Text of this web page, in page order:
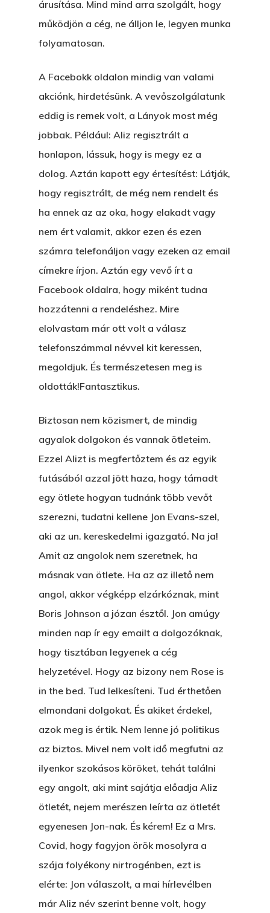
árusítása. Mind mind arra szolgált, hogy
működjön a cég, ne álljon le, legyen munka
folyamatosan.
A Facebokk oldalon mindig van valami
akciónk, hirdetésünk. A vevőszolgálatunk
eddig is remek volt, a Lányok most még
jobbak. Például: Aliz regisztrált a
honlapon, lássuk, hogy is megy ez a
dolog. Aztán kapott egy értesítést: Látják,
hogy regisztrált, de még nem rendelt és
ha ennek az az oka, hogy elakadt vagy
nem ért valamit, akkor ezen és ezen
számra telefonáljon vagy ezeken az email
címekre írjon. Aztán egy vevő írt a
Facebook oldalra, hogy miként tudna
hozzátenni a rendeléshez. Mire
elolvastam már ott volt a válasz
telefonszámmal névvel kit keressen,
megoldjuk. És természetesen meg is
oldották!Fantasztikus.
Biztosan nem közismert, de mindig
agyalok dolgokon és vannak ötleteim.
Ezzel Alizt is megfertőztem és az egyik
futásából azzal jött haza, hogy támadt
egy ötlete hogyan tudnánk több vevőt
szerezni, tudatni kellene Jon Evans-szel,
aki az un. kereskedelmi igazgató. Na ja!
Amit az angolok nem szeretnek, ha
másnak van ötlete. Ha az az illető nem
angol, akkor végképp elzárkóznak, mint
Boris Johnson a józan észtől. Jon amúgy
minden nap ír egy emailt a dolgozóknak,
hogy tisztában legyenek a cég
helyzetével. Hogy az bizony nem Rose is
in the bed. Tud lelkesíteni. Tud érthetően
elmondani dolgokat. És akiket érdekel,
azok meg is értik. Nem lenne jó politikus
az biztos. Mivel nem volt idő megfutni az
ilyenkor szokásos köröket, tehát találni
egy angolt, aki mint sajátja előadja Aliz
ötletét, nejem merészen leírta az ötletét
egyenesen Jon-nak. És kérem! Ez a Mrs.
Covid, hogy fagyjon örök mosolyra a
szája folyékony nirtrogénben, ezt is
elérte: Jon válaszolt, a mai hírlevélben
már Aliz név szerint benne volt, hogy